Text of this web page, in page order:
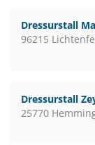
Dressurstall
96215
Dressurstall
25770